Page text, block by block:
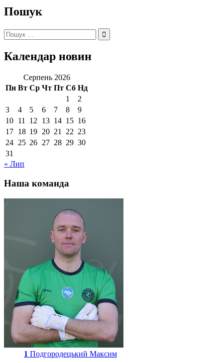
Пошук
Пошук:
Календар новин
Серпень 2026
Пн Вт Ср Чт Пт Сб Нд
1
2
3
4 5 6 7 8
9
10 11 12 13 14 15 16
17 18 19 20 21 22 23
24 25 26 27 28 29 30
31
« Лип
Наша команда
1 Подгородецький Максим